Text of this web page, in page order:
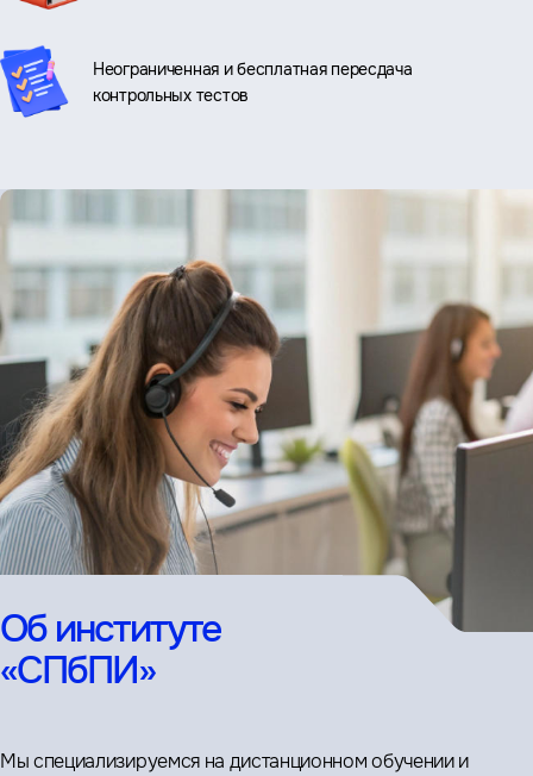
Неограниченная и бесплатная пересдача
контрольных тестов
Об институте
«СПбПИ»
Мы специализируемся на дистанционном обучении и